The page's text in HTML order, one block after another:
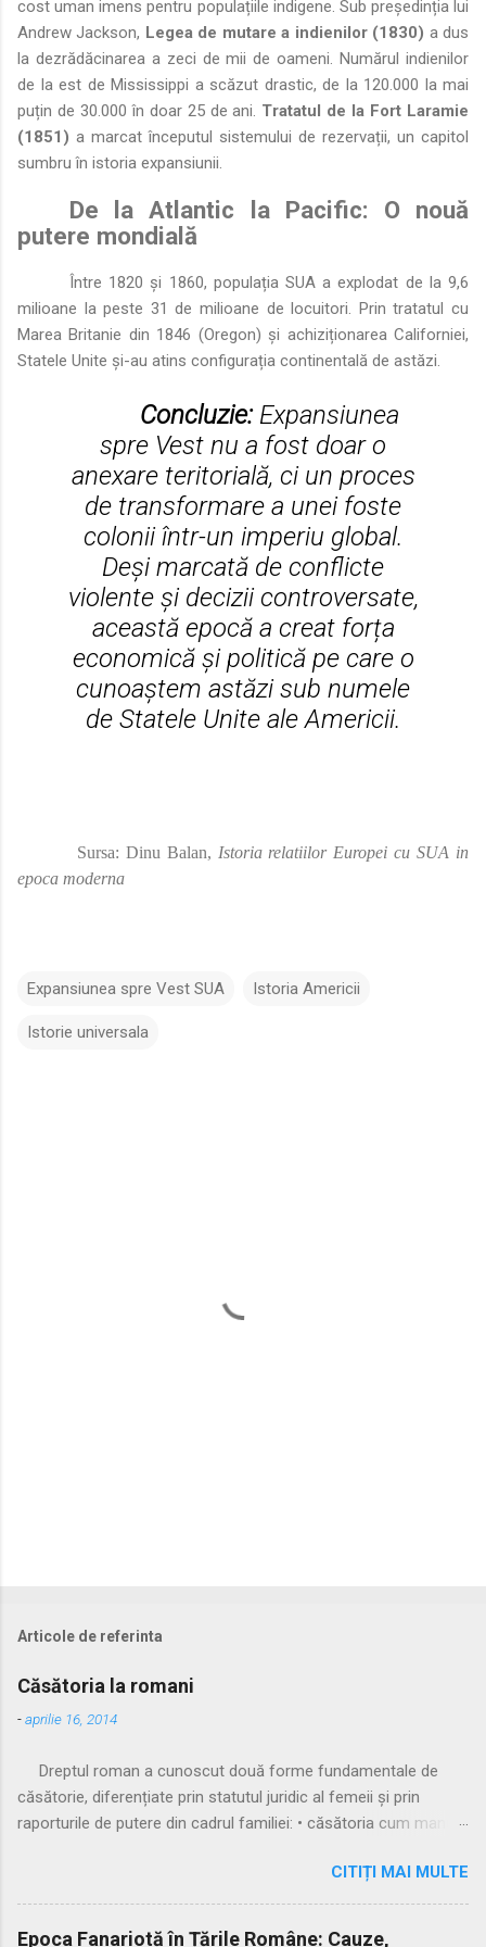
cost uman imens pentru populațiile indigene. Sub președinția lui
Andrew Jackson, Legea de mutare a indienilor (1830) a dus
la dezrădăcinarea a zeci de mii de oameni. Numărul indienilor
de la est de Mississippi a scăzut drastic, de la 120.000 la mai
puțin de 30.000 în doar 25 de ani. Tratatul de la Fort Laramie
(1851) a marcat începutul sistemului de rezervații, un capitol
sumbru în istoria expansiunii.
De la Atlantic la Pacific: O nouă
putere mondială
Între 1820 și 1860, populația SUA a explodat de la 9,6
milioane la peste 31 de milioane de locuitori. Prin tratatul cu
Marea Britanie din 1846 (Oregon) și achiziționarea Californiei,
Statele Unite și-au atins configurația continentală de astăzi.
Concluzie:Expansiunea
spre Vest nu a fost doar o
anexare teritorială, ci un proces
de transformare a unei foste
colonii într-un imperiu global.
Deși marcată de conflicte
violente și decizii controversate,
această epocă a creat forța
economică și politică pe care o
cunoaștem astăzi sub numele
de Statele Unite ale Americii.
Sursa: Dinu Balan, Istoria relatiilor Europei cu SUA in
epoca moderna
Expansiunea spre Vest SUA Istoria Americii
Istorie universala
Articole de referinta
Căsătoria la romani
-aprilie 16, 2014
Dreptul roman a cunoscut două forme fundamentale de
căsătorie, diferențiate prin statutul juridic al femeii și prin
raporturile de putere din cadrul familiei: • căsătoria cum manus
și practicată a fost căsătoria cu manus, prin care femeia
trecea sub autoritatea soțului, devenind parte a familiei
acestuia. Spre sfârșitul Republicii, tot mai multe femei au
CITIȚI MAI MULTE
Epoca Fanariotă în Țările Române: Cauze,